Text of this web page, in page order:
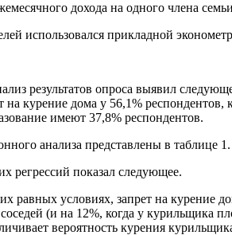
дохода на одного члена
использовался прикладной
результатов опроса выявил
на курение дома у 56,1%
имеют 37,8% респондентов.
анализа представлены в таблице 1.
регрессий показал следующее.
равных условиях, запрет на курение
соседей (и на 12%, когда у курильщика
вероятность курения